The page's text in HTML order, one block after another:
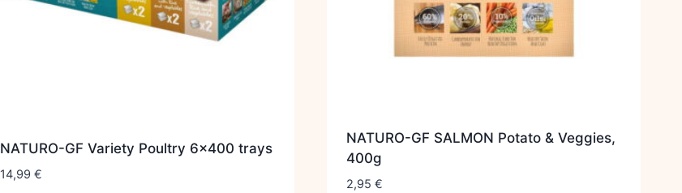
NATURO-GF Variety Poultry 6×400 trays
14,99 €
NATURO-GF SALMON Potato & Veggies,
400g
2,95€